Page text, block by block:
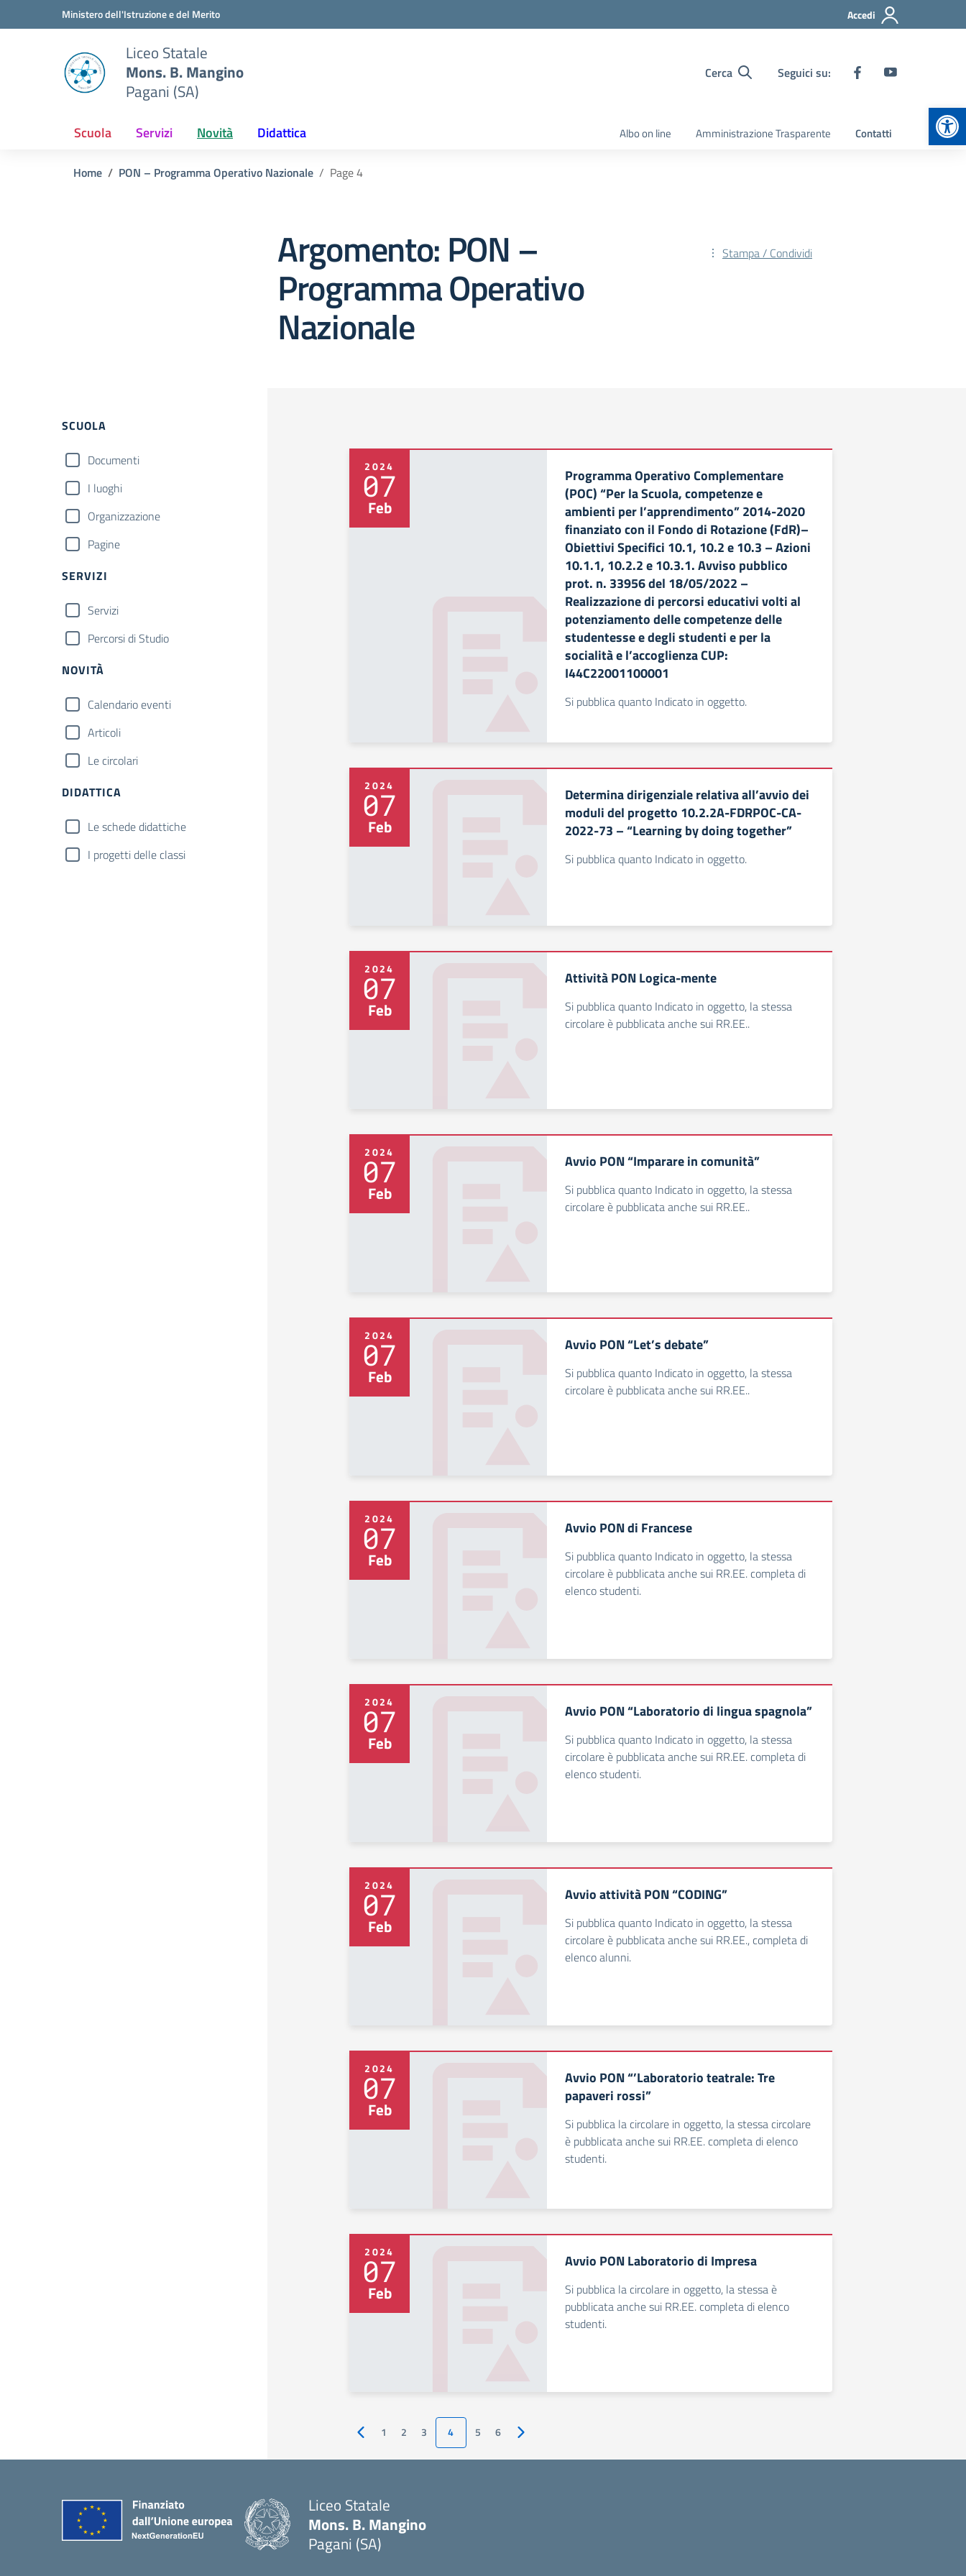
Vai ai contenuti
Vai al menu di navigazioneMinistero dell'Istruzione e del Merito Accedi
Liceo Statale
Mons. B. Mangino
Pagani (SA)
Cerca Seguici su:
Scuola Servizi Novità Didattica Albo on line Amministrazione Trasparente Contatti
Home PON – Programma Operativo Nazionale Page 4
Argomento: PON –
Programma Operativo
Nazionale
Stampa / Condividi
Filtri
SCUOLA
Documenti
I luoghi
Organizzazione
Pagine
SERVIZI
Servizi
Percorsi di Studio
NOVITÀ
Calendario eventi
Articoli
Le circolari
DIDATTICA
Le schede didattiche
I progetti delle classi
2024
07
Feb
Programma Operativo Complementare
(POC) “Per la Scuola, competenze e
ambienti per l’apprendimento” 2014-2020
finanziato con il Fondo di Rotazione (FdR)–
Obiettivi Specifici 10.1, 10.2 e 10.3 – Azioni
10.1.1, 10.2.2 e 10.3.1. Avviso pubblico
prot. n. 33956 del 18/05/2022 –
Realizzazione di percorsi educativi volti al
potenziamento delle competenze delle
studentesse e degli studenti e per la
socialità e l’accoglienza CUP:
I44C22001100001
Si pubblica quanto Indicato in oggetto.
2024
07
Feb
Determina dirigenziale relativa all’avvio dei
moduli del progetto 10.2.2A-FDRPOC-CA-
2022-73 – “Learning by doing together”
Si pubblica quanto Indicato in oggetto.
2024
07
Feb
Attività PON Logica-mente
Si pubblica quanto Indicato in oggetto, la stessa
circolare è pubblicata anche sui RR.EE..
2024
07
Feb
Avvio PON “Imparare in comunità”
Si pubblica quanto Indicato in oggetto, la stessa
circolare è pubblicata anche sui RR.EE..
2024
07
Feb
Avvio PON “Let’s debate”
Si pubblica quanto Indicato in oggetto, la stessa
circolare è pubblicata anche sui RR.EE..
2024
07
Feb
Avvio PON di Francese
Si pubblica quanto Indicato in oggetto, la stessa
circolare è pubblicata anche sui RR.EE. completa di
elenco studenti.
2024
07
Feb
Avvio PON “Laboratorio di lingua spagnola”
Si pubblica quanto Indicato in oggetto, la stessa
circolare è pubblicata anche sui RR.EE. completa di
elenco studenti.
2024
07
Feb
Avvio attività PON “CODING”
Si pubblica quanto Indicato in oggetto, la stessa
circolare è pubblicata anche sui RR.EE., completa di
elenco alunni.
2024
07
Feb
Avvio PON “’Laboratorio teatrale: Tre
papaveri rossi”
Si pubblica la circolare in oggetto, la stessa circolare
è pubblicata anche sui RR.EE. completa di elenco
studenti.
2024
07
Feb
Avvio PON Laboratorio di Impresa
Si pubblica la circolare in oggetto, la stessa è
pubblicata anche sui RR.EE. completa di elenco
studenti.
Pagina precedente
1 2 3 4 5 6 Pagina successiva
Liceo Statale
Mons. B. Mangino
Pagani (SA)